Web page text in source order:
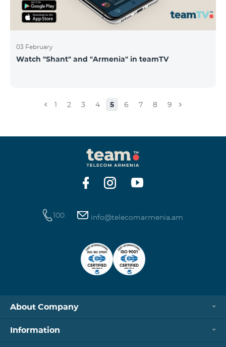
03 February
Watch "Shant" and "Armenia" in teamTV
1 2 3 4 5 6 7 8 9
100 info@telecomarmenia.am
About Company
Information